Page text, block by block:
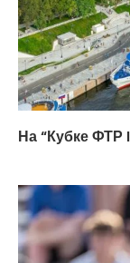
На “Кубке ФТР